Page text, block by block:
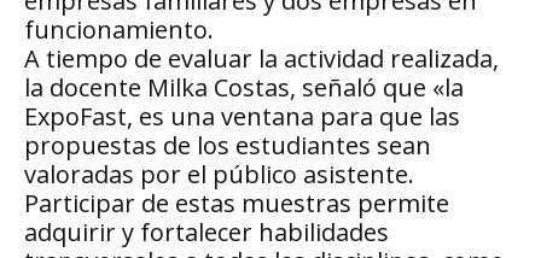
funcionamiento.
A tiempo de evaluar la actividad realizada,
la docente Milka Costas, señaló que «la
ExpoFast, es una ventana para que las
propuestas de los estudiantes sean
valoradas por el público asistente.
Participar de estas muestras permite
adquirir y fortalecer habilidades